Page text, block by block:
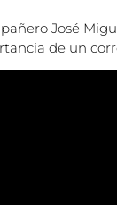
José
de un